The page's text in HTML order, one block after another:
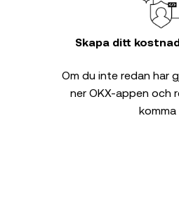
Skapa ditt
Om du inte redan har
ner OKX-appen och
komma